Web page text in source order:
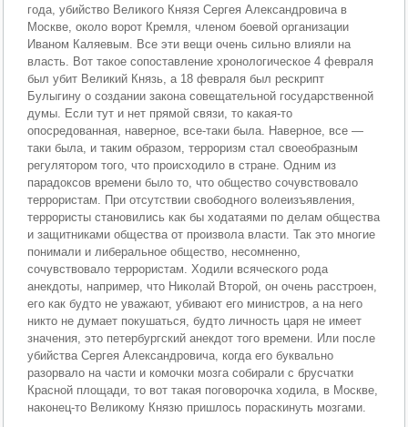
года, убийство Великого Князя Сергея Александровича в
Москве, около ворот Кремля, членом боевой организации
Иваном Каляевым. Все эти вещи очень сильно влияли на
власть. Вот такое сопоставление хронологическое 4 февраля
был убит Великий Князь, а 18 февраля был рескрипт
Булыгину о создании закона совещательной государственной
думы. Если тут и нет прямой связи, то какая-то
опосредованная, наверное, все-таки была. Наверное, все —
таки была, и таким образом, терроризм стал своеобразным
регулятором того, что происходило в стране. Одним из
парадоксов времени было то, что общество сочувствовало
террористам. При отсутствии свободного волеизъявления,
террористы становились как бы ходатаями по делам общества
и защитниками общества от произвола власти. Так это многие
понимали и либеральное общество, несомненно,
сочувствовало террористам. Ходили всяческого рода
анекдоты, например, что Николай Второй, он очень расстроен,
его как будто не уважают, убивают его министров, а на него
никто не думает покушаться, будто личность царя не имеет
значения, это петербургский анекдот того времени. Или после
убийства Сергея Александровича, когда его буквально
разорвало на части и комочки мозга собирали с брусчатки
Красной площади, то вот такая поговорочка ходила, в Москве,
наконец-то Великому Князю пришлось пораскинуть мозгами.